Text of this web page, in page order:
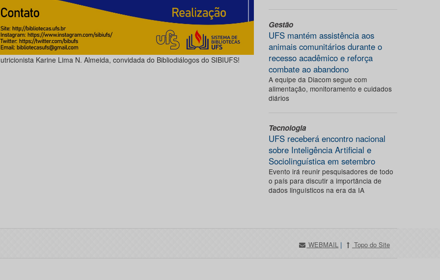
Karine Lima N. Almeida, convidada do Bibliodiálogos do SIBIUFS!
Gestão
UFS mantém assistência aos
animais comunitários durante o
recesso acadêmico e reforça
combate ao abandono
A equipe da Diacom segue com
alimentação, monitoramento e cuidados
diários
Tecnologia
UFS receberá encontro nacional
sobre Inteligência Artificial e
Sociolinguística em setembro
Evento irá reunir pesquisadores de todo
o país para discutir a importância de
dados linguísticos na era da IA
WEBMAIL | Topo do Site